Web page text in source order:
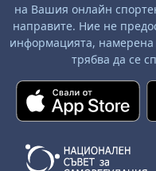
на Вашия онлайн
направите. Ние не
информацията,
трябва да се